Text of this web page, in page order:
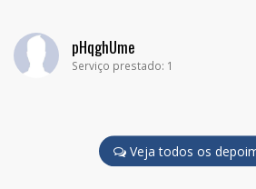
pHqghUme
Serviço prestado: 1
Veja todos os